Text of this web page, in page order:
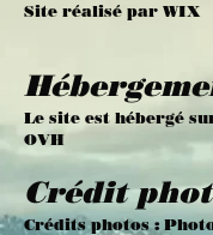
Site réalisé par WIX
Le site est hébergé
OVH
Crédit
Crédits photos :